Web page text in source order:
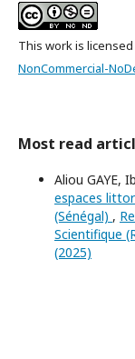
This work is
NonCommercial-
Most read
Aliou GAYE,
espaces
(Sénégal) ,
Scientifique
(2025)